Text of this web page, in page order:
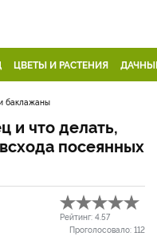
ЦВЕТЫ И РАСТЕНИЯ
баклажаны
и что делать,
посеянных
Рейтинг: 4.57
Проголосовало: 112